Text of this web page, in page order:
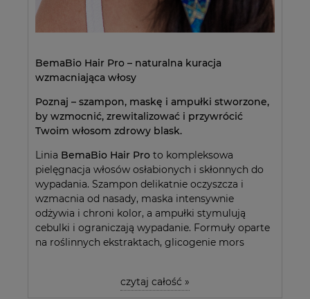
BemaBio Hair Pro – naturalna kuracja
wzmacniająca włosy
Poznaj – szampon, maskę i ampułki stworzone,
by wzmocnić, zrewitalizować i przywrócić
Twoim włosom zdrowy blask.
Linia BemaBio Hair Pro to kompleksowa
pielęgnacja włosów osłabionych i skłonnych do
wypadania. Szampon delikatnie oczyszcza i
wzmacnia od nasady, maska intensywnie
odżywia i chroni kolor, a ampułki stymulują
cebulki i ograniczają wypadanie. Formuły oparte
na roślinnych ekstraktach, glicogenie mors
czytaj całość »